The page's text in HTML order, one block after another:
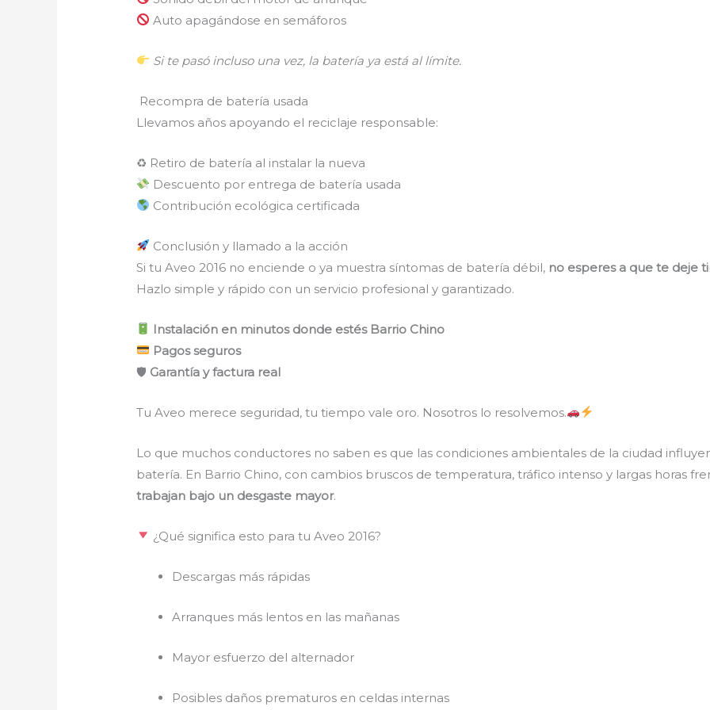
Auto apagándose en semáforos
Si te pasó incluso una vez, la batería ya está al límite.
Recompra de batería usada
Llevamos años apoyando el reciclaje responsable:
♻ Retiro de batería al instalar la nueva
Descuento por entrega de batería usada
Contribución ecológica certificada
Conclusión y llamado a la acción
Si tu Aveo 2016 no enciende o ya muestra síntomas de batería débil, no esperes a que te deje
Hazlo simple y rápido con un servicio profesional y garantizado.
Instalación en minutos donde estés Barrio Chino
Pagos seguros
🛡 Garantía y factura real
Tu Aveo merece seguridad, tu tiempo vale oro. Nosotros lo resolvemos.
Lo que muchos conductores no saben es que las condiciones ambientales de la ciudad
batería. En Barrio Chino, con cambios bruscos de temperatura, tráfico intenso y largas horas
trabajan bajo un desgaste mayor.
¿Qué significa esto para tu Aveo 2016?
Descargas más rápidas
Arranques más lentos en las mañanas
Mayor esfuerzo del alternador
Posibles daños prematuros en celdas internas